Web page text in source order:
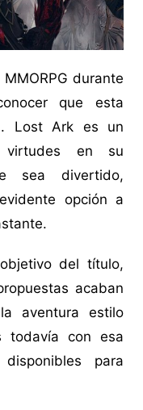
durante
que esta
Lost Ark es un
virtudes en su
sea divertido,
opción a
del título,
acaban
aventura estilo
todavía con esa
para